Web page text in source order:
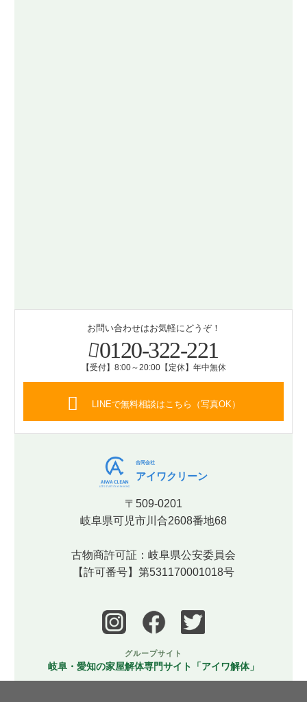
お問い合わせはお気軽にどうぞ！
0120-322-221
【受付】8:00～20:00【定休】年中無休
LINEで無料相談はこちら（写真OK）
合同会社
アイワクリーン
〒509-0201
岐阜県可児市川合2608番地68
古物商許可証：岐阜県公安委員会
【許可番号】第531170001018号
グループサイト
岐阜・愛知の家屋解体専門サイト「アイワ解体」